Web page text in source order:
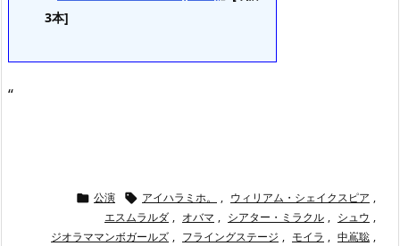
3本]
“
 公演  アイハラミホ。 , ウィリアム・シェイクスピア ,
エスムラルダ , オバマ , シアター・ミラクル , シュウ ,
ジオラママンボガールズ , フライングステージ , モイラ , 中嶌聡 ,